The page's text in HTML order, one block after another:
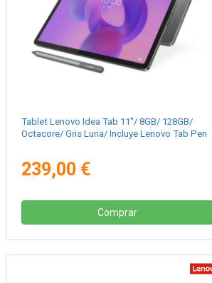
Tablet Lenovo Idea Tab 11"/ 8GB/ 128GB/
Octacore/ Gris Luna/ Incluye Lenovo Tab Pen
239,00 €
Comprar